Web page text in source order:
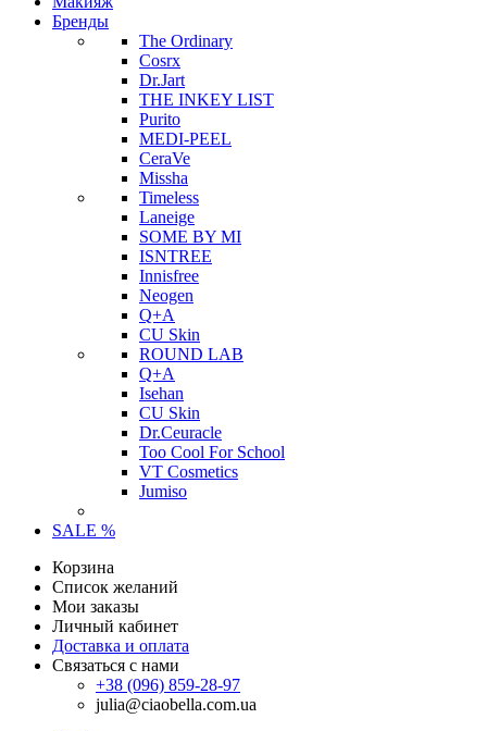
Бренды
The Ordinary
Cosrx
Dr.Jart
THE INKEY LIST
Purito
MEDI-PEEL
CeraVe
Missha
Timeless
Laneige
SOME BY MI
ISNTREE
Innisfree
Neogen
Q+A
CU Skin
ROUND LAB
Q+A
Isehan
CU Skin
Dr.Ceuracle
Too Cool For School
VT Cosmetics
Jumiso
SALE %
Корзина
Список желаний
Мои заказы
Личный кабинет
Доставка и оплата
Связаться с нами
+38 (096) 859-28-97
julia@ciaobella.com.ua